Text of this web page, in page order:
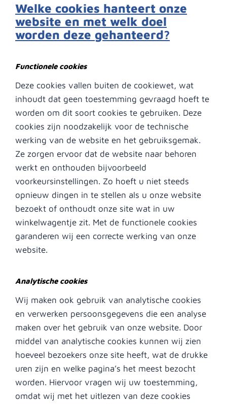
Welke cookies hanteert onze
website en met welk doel
worden deze gehanteerd?
Functionele cookies
Deze cookies vallen buiten de cookiewet, wat
inhoudt dat geen toestemming gevraagd hoeft te
worden om dit soort cookies te gebruiken. Deze
cookies zijn noodzakelijk voor de technische
werking van de website en het gebruiksgemak.
Ze zorgen ervoor dat de website naar behoren
werkt en onthouden bijvoorbeeld
voorkeursinstellingen. Zo hoeft u niet steeds
opnieuw dingen in te stellen als u onze website
bezoekt of onthoudt onze site wat in uw
winkelwagentje zit. Met de functionele cookies
garanderen wij een correcte werking van onze
website.
Analytische cookies
Wij maken ook gebruik van analytische cookies
en verwerken persoonsgegevens die een analyse
maken over het gebruik van onze website. Door
middel van analytische cookies kunnen wij zien
hoeveel bezoekers onze site heeft, wat de drukke
uren zijn en welke pagina’s het meest bezocht
worden. Hiervoor vragen wij uw toestemming,
omdat wij met het uitlezen van deze cookies